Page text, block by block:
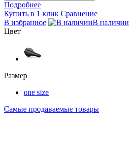
Подробнее
Купить в 1 клик Сравнение
В избранное
В наличии
Цвет
Размер
one size
Самые продаваемые товары